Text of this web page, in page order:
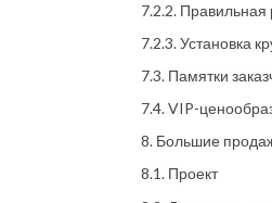
7.2.2. Правильная
7.2.3. Установка
7.3. Памятки
7.4. VIP-
8. Большие
8.1. Проект